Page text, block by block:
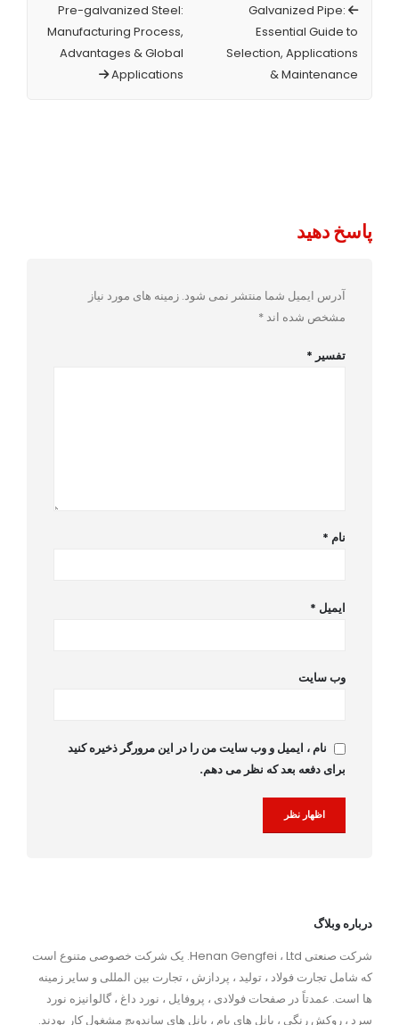
Galvanized Pipe:
Essential Guide to
Selection, Applications
& Maintenance
Pre-galvanized Steel:
Manufacturing Process,
Advantages & Global
Applications
پاسخ دهید
آدرس ایمیل شما منتشر نمی شود. زمینه های مورد نیاز
مشخص شده اند*
تفسیر *
نام *
ایمیل *
وب سایت
نام ، ایمیل و وب سایت من را در این مرورگر ذخیره کنید
برای دفعه بعد که نظر می دهم.
درباره وبلاگ
شرکت صنعتی Henan Gengfei ، Ltd. یک شرکت خصوصی متنوع است
که شامل تجارت فولاد ، تولید ، پردازش ، تجارت بین المللی و سایر زمینه
ها است. عمدتاً در صفحات فولادی ، پروفایل ، نورد داغ ، گالوانیزه نورد
سرد ، روکش رنگی ، پانل های بام ، پانل های ساندویچ مشغول کار بودند.